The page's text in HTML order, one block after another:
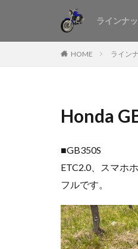
ラインナ
HOME ライン
Honda
■GB350S
ETC2.0、スマホ
フルです。